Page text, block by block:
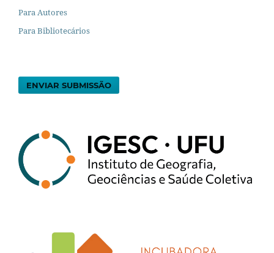
Para Autores
Para Bibliotecários
ENVIAR SUBMISSÃO